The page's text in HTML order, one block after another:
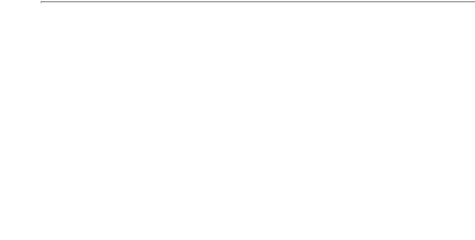
#pedikura #brusnepapiere #drsnost60
nálepky na pedikérsku rašpľu, extra hrubý brúsny